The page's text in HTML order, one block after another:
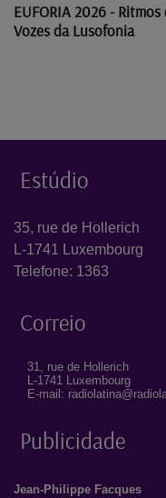
EUFORIA 2026 - Ritmos
Vozes da Lusofonia
Estúdio
35, rue de Hollerich
L-1741 Luxembourg
Telefone: 1363
Correio
31, rue de Hollerich
L-1741 Luxembourg
E-mail:
Publicidade
Jean-Philippe Facques